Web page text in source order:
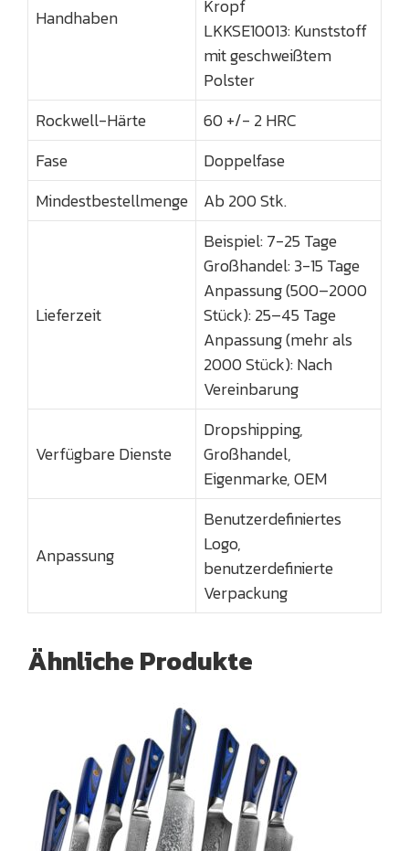
Handhaben
Kropf
LKKSE10013: Kunststoff
mit geschweißtem
Polster
Rockwell-Härte
60 +/- 2 HRC
Fase
Doppelfase
Mindestbestellmenge
Ab 200 Stk.
Lieferzeit
Beispiel: 7-25 Tage
Großhandel: 3-15 Tage
Anpassung (500–2000
Stück): 25–45 Tage
Anpassung (mehr als
2000 Stück): Nach
Vereinbarung
Verfügbare Dienste
Dropshipping,
Großhandel,
Eigenmarke, OEM
Anpassung
Benutzerdefiniertes
Logo,
benutzerdefinierte
Verpackung
Ähnliche Produkte